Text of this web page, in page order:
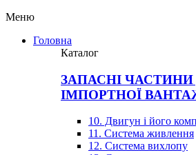
Меню
Головна
Каталог
ЗАПАСНІ
ІМПОРТНОЇ
10. Двигун і його
11. Система живлення
12. Система вихлопу